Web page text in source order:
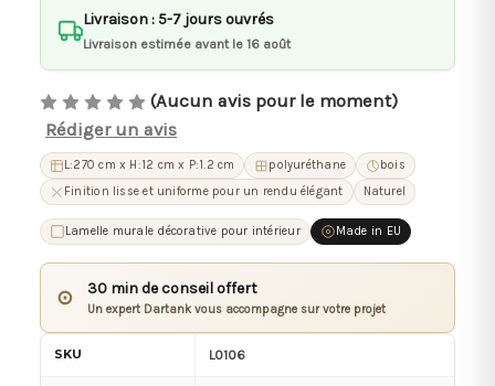
Livraison : 5-7 jours ouvrés
Livraison estimée avant le 16 août
(Aucun avis pour le moment)
Rédiger un avis
L:270 cm x H:12 cm x P:1.2 cm polyuréthane
bois
Finition lisse et uniforme pour un rendu élégant
Naturel
Lamelle murale décorative pour intérieur Made in EU
⊙ 30 min de conseil offert
Un expert Dartank vous accompagne sur votre projet
SKU L0106